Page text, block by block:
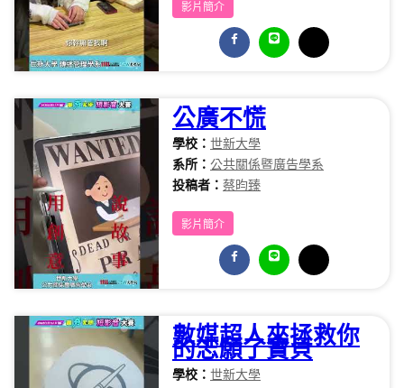
影片簡介
公廣不慌
學校： 世新大學
系所： 公共關係暨廣告學系
投稿者： 蔡昀臻
影片簡介
數媒超人來拯救你
的志願了寶貝
學校： 世新大學